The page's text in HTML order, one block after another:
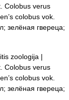
Colobus verus
colobus vok.
зелёная гвереца;
zoologija |
Colobus verus
colobus vok.
зелёная гвереца;